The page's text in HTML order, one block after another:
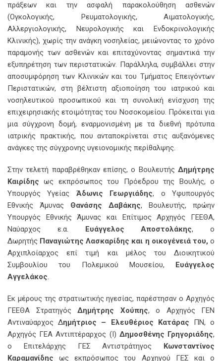
πράξεων και την ασφαλή παρακολούθηση ασθενών
(Ογκολογικής, Ρευματολογικής, Αιματολογικής,
Αλλεργιολογικής, Νευρολογικής και Ενδοκρινολογικής
Κλινικής), χωρίς την ανάγκη νοσηλείας, μειώνοντας το χρόνο
παραμονής των ασθενών και επιταχύνοντας σημαντικά την
εξυπηρέτηση των περιστατικών. Παράλληλα, συμβάλλει στην
αποσυμφόρηση των Κλινικών και του Τμήματος Επειγόντων
Περιστατικών, στη βέλτιστη αξιοποίηση του ιατρικού και
νοσηλευτικού προσωπικού και τη συνολική ενίσχυση της
επιχειρησιακής ετοιμότητας του Νοσοκομείου. Πρόκειται για
μια σύγχρονη δομή, εναρμονισμένη με τα διεθνή πρότυπα
ιατρικής πρακτικής, που ανταποκρίνεται στις αυξανόμενες
ανάγκες της σύγχρονης υγειονομικής περίθαλψης.
Στην τελετή παραβρέθηκαν επίσης, ο Βουλευτής Δημήτρης
Καιρίδης ως εκπρόσωπος του Πρόεδρου της Βουλής, ο
Υπουργός Υγείας Άδωνις Γεωργιάδης, ο Υφυπουργός
Εθνικής Άμυνας Θανάσης Δαβάκης, Βουλευτής, πρώην
Υπουργός Εθνικής Άμυνας και Επίτιμος Αρχηγός ΓΕΕΘΑ,
Ναύαρχος ε.α. Ευάγγελος Αποστολάκης, ο
Δωρητής Παναγιώτης Λασκαρίδης και η οικογένειά του, ο
Αρχιπλοίαρχος επί τιμή και μέλος του Διοικητικού
Συμβουλίου του Πολεμικού Μουσείου, Ευάγγελος
Αγγελάκος.
Εκ μέρους της στρατιωτικής ηγεσίας, παρέστησαν ο Αρχηγός
ΓΕΕΘΑ Στρατηγός Δημήτρης Χούπης,
ο Αρχηγός ΓΕΝ
Αντιναύαρχος Δημήτριος – Ελευθέριος Κατάρας ΠΝ, ο
Αρχηγός ΓΕΑ Αντιπτέραρχος (Ι) Δημοσθένης Γρηγοριάδης,
ο Επιτελάρχης ΓΕΣ Αντιστράτηγος Κωνσταντίνος
Καραμανίδης ως εκπρόσωπος του Αρχηγού ΓΕΣ και ο